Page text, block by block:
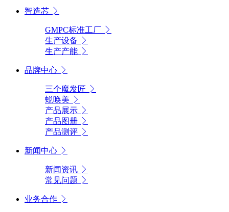
智造芯
GMPC标准工厂
生产设备
生产产能
品牌中心
三个魔发匠
蜕唤美
产品展示
产品图册
产品测评
新闻中心
新闻资讯
常见问题
业务合作